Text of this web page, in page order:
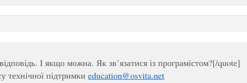
І якщо можна. Як зв’язатися із програмістом?[/quote]
технічної підтримки education@osvita.net